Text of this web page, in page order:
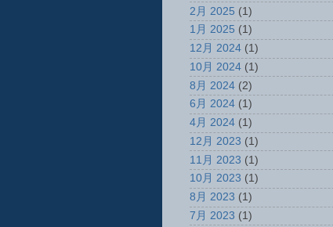
2月 2025 (1)
1月 2025 (1)
12月 2024 (1)
10月 2024 (1)
8月 2024 (2)
6月 2024 (1)
4月 2024 (1)
12月 2023 (1)
11月 2023 (1)
10月 2023 (1)
8月 2023 (1)
7月 2023 (1)